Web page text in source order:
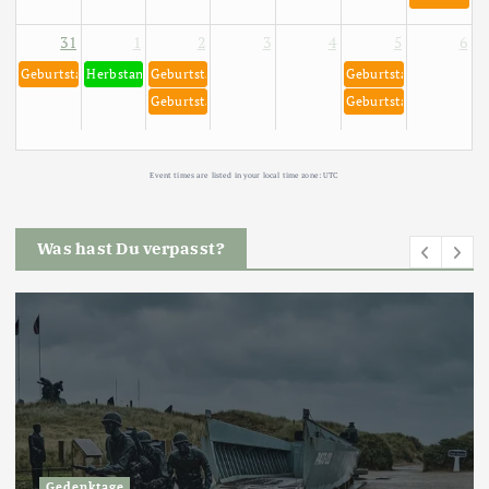
31
Geburtstag von Richard Gere 31. August 1949
1
Herbstanfang meteorologisch am 01. September
2
Geburtstag von Keanu Reeves 2. September 1964
Geburtstag von Robert Habeck 2. September 1969
3 4 5
Geburtstag von Dieter
Geburtstag von
6
Event times are listed in your local time zone:UTC
Was hast Du verpasst?